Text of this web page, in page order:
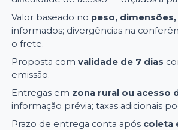
Valor baseado no peso,
informados; divergências na
o frete.
Proposta comvalidade de 7 dias
emissão.
Entregas em zona rural ou acesso
informação prévia; taxas adicionais
Prazo de entrega conta após coleta